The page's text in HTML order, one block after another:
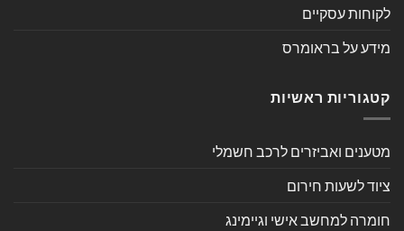
לקוחות עסקיים
מידע על בראומרס
קטגוריות ראשיות
מטענים ואביזרים לרכב חשמלי
ציוד לשעות חירום
חומרה למחשב אישי וגיימינג